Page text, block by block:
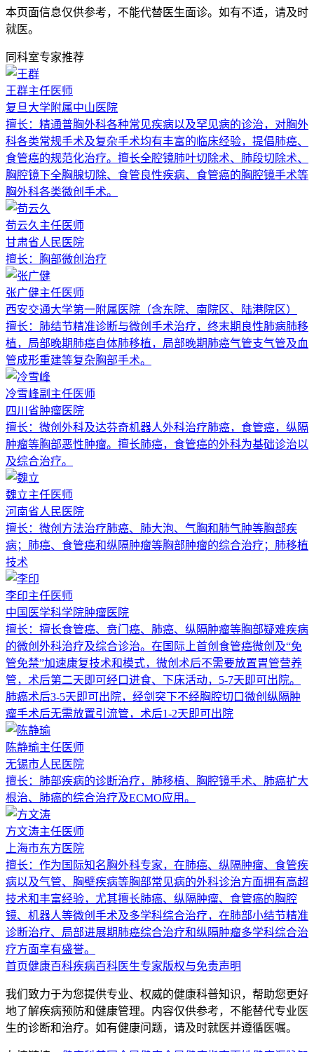
本页面信息仅供参考，不能代替医生面诊。如有不适，请及时
就医。
同科室专家推荐
王群主任医师
复旦大学附属中山医院
擅长： 精通普胸外科各种常见疾病以及罕见病的诊治，对胸外
科各类常规手术及复杂手术均有丰富的临床经验，提倡肺癌、
食管癌的规范化治疗。擅长全腔镜肺叶切除术、肺段切除术、
胸腔镜下全胸腺切除、食管良性疾病、食管癌的胸腔镜手术等
胸外科各类微创手术。
苟云久 主任医师
甘肃省人民医院
擅长： 胸部微创治疗
张广健主任医师
西安交通大学第一附属医院（含东院、南院区、陆港院区）
擅长： 肺结节精准诊断与微创手术治疗，终末期良性肺病肺移
植，局部晚期肺癌自体肺移植，局部晚期肺癌气管支气管及血
管成形重建等复杂胸部手术。
冷雪峰副主任医师
四川省肿瘤医院
擅长： 微创外科及达芬奇机器人外科治疗肺癌，食管癌，纵隔
肿瘤等胸部恶性肿瘤。擅长肺癌，食管癌的外科为基础诊治以
及综合治疗。
魏立主任医师
河南省人民医院
擅长： 微创方法治疗肺癌、肺大泡、气胸和肺气肿等胸部疾
病；肺癌、食管癌和纵隔肿瘤等胸部肿瘤的综合治疗；肺移植
技术
李印主任医师
中国医学科学院肿瘤医院
擅长： 擅长食管癌、贲门癌、肺癌、纵隔肿瘤等胸部疑难疾病
的微创外科治疗及综合诊治。在国际上首创食管癌微创及“免
管免禁”加速康复技术和模式，微创术后不需要放置胃管营养
管，术后第二天即可经口进食、下床活动，5-7天即可出院。
肺癌术后3-5天即可出院，经剑突下不经胸腔切口微创纵隔肿
瘤手术后无需放置引流管，术后1-2天即可出院
陈静瑜主任医师
无锡市人民医院
擅长： 肺部疾病的诊断治疗，肺移植、胸腔镜手术、肺癌扩大
根治、肺癌的综合治疗及ECMO应用。
方文涛主任医师
上海市东方医院
擅长： 作为国际知名胸外科专家，在肺癌、纵隔肿瘤、食管疾
病以及气管、胸壁疾病等胸部常见病的外科诊治方面拥有高超
技术和丰富经验，尤其擅长肺癌、纵隔肿瘤、食管癌的胸腔
镜、机器人等微创手术及多学科综合治疗，在肺部小结节精准
诊断治疗、局部进展期肺癌综合治疗和纵隔肿瘤多学科综合治
疗方面享有盛誉。
首页健康百科疾病百科医生专家版权与免责声明
我们致力于为您提供专业、权威的健康科普知识，帮助您更好
地了解疾病预防和健康管理。内容仅供参考，不能替代专业医
生的诊断和治疗。如有健康问题，请及时就医并遵循医嘱。